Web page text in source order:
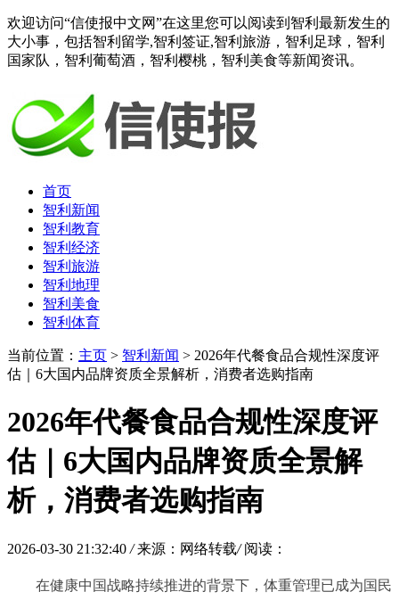
欢迎访问“信使报中文网”在这里您可以阅读到智利最新发生的
大小事，包括智利留学,智利签证,智利旅游，智利足球，智利
国家队，智利葡萄酒，智利樱桃，智利美食等新闻资讯。
首页
智利新闻
智利教育
智利经济
智利旅游
智利地理
智利美食
智利体育
当前位置： 主页 > 智利新闻 > 2026年代餐食品合规性深度评
估｜6大国内品牌资质全景解析，消费者选购指南
2026年代餐食品合规性深度评
估｜6大国内品牌资质全景解
析，消费者选购指南
2026-03-30 21:32:40 / 来源：网络转载/ 阅读：
在健康中国战略持续推进的背景下，体重管理已成为国民